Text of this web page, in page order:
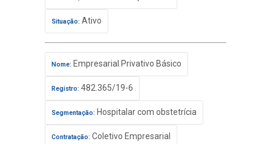
Situação: Ativo
Nome: Empresarial Privativo Básico
Registro: 482.365/19-6
Segmentação: Hospitalar com obstetrícia
Contratação: Coletivo Empresarial